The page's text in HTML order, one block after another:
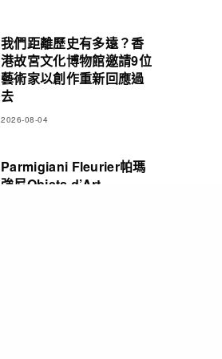
我們距離歷史有多遠？香
港故宮文化博物館邀請9位
藝術家以創作重新回應過
去
2026-08-04
Parmigiani Fleurier帕瑪
強尼Objets d’Art